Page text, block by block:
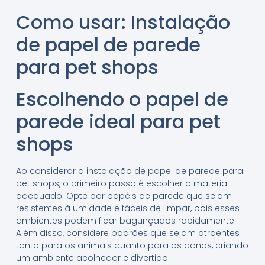
Como usar: Instalação
de papel de parede
para pet shops
Escolhendo o papel de
parede ideal para pet
shops
Ao considerar a instalação de papel de parede para
pet shops, o primeiro passo é escolher o material
adequado. Opte por papéis de parede que sejam
resistentes à umidade e fáceis de limpar, pois esses
ambientes podem ficar bagunçados rapidamente.
Além disso, considere padrões que sejam atraentes
tanto para os animais quanto para os donos, criando
um ambiente acolhedor e divertido.